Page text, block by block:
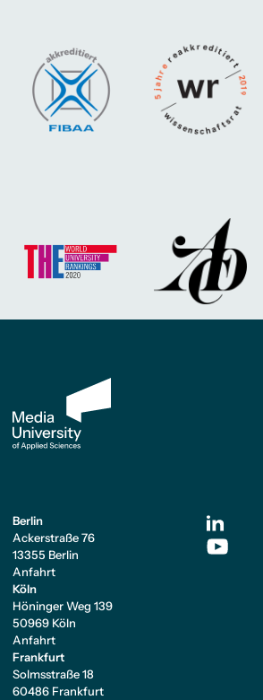
Berlin
Ackerstraße 76
13355 Berlin
Anfahrt
Köln
Höninger Weg 139
50969 Köln
Anfahrt
Frankfurt
Solmsstraße 18
60486 Frankfurt